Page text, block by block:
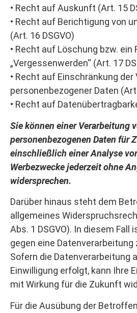
• Recht auf Auskunft (Art. 15
• Recht auf Berichtigung von
(Art. 16 DSGVO)
• Recht auf Löschung bzw. ein
„Vergessenwerden“ (Art. 17
• Recht auf Einschränkung der
personenbezogener Daten
• Recht auf
Sie können einer Verarbeitung
personenbezogenen Daten für
einschließlich einer Analyse
Werbezwecke jederzeit ohne
widersprechen.
Darüber hinaus steht dem
allgemeines
Abs. 1 DSGVO). In diesem Fall
gegen eine Datenverarbeitung
Sofern die Datenverarbeitung
Einwilligung erfolgt, kann Ihre
mit Wirkung für die Zukunft
Für die Ausübung der